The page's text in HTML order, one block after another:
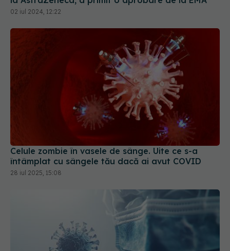
Celule zombie în vasele de sânge. Uite ce s-a
întâmplat cu sângele tău dacă ai avut COVID
28 iul 2025, 15:08